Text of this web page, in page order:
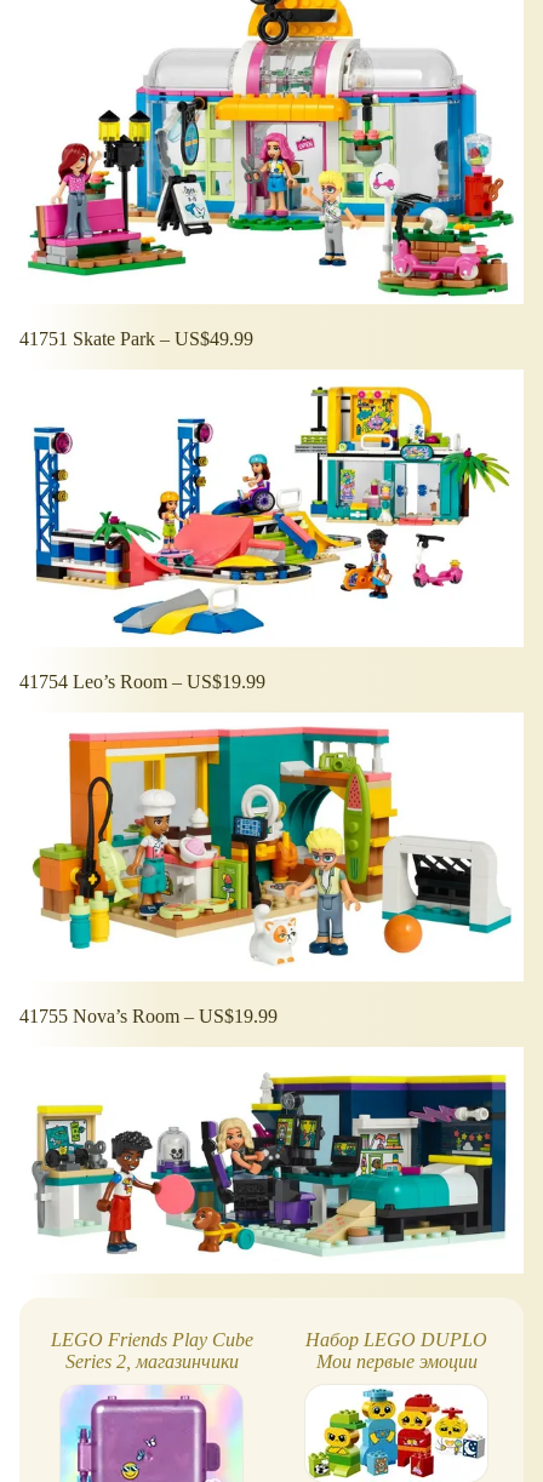
41751 Skate Park – US$49.99
41754 Leo’s Room – US$19.99
41755 Nova’s Room – US$19.99
LEGO Friends Play Cube
Series 2, магазинчики
Набор LEGO DUPLO
Мои первые эмоции
подарит детям все
ощущения